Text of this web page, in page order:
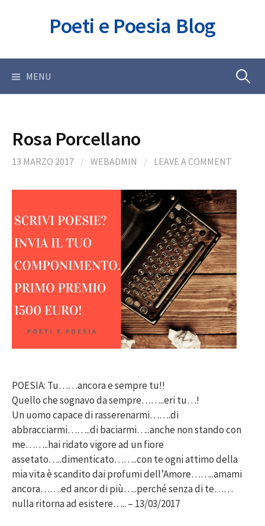
Poeti e Poesia Blog
MENU Ricerca
Rosa Porcellano
13 MARZO 2017 / WEBADMIN / LEAVE A COMMENT
POESIA: Tu……ancora e sempre tu!!
Quello che sognavo da sempre……..eri tu…!
Un uomo capace di rasserenarmi…….di
abbracciarmi……..di baciarmi…..anche non stando con
me……..hai ridato vigore ad un fiore
assetato…..dimenticato……..con te ogni attimo della
mia vita è scandito dai profumi dell’Amore……..amami
ancora…….ed ancor di più…..perché senza di te……
nulla ritorna ad esistere….. – 13/03/2017